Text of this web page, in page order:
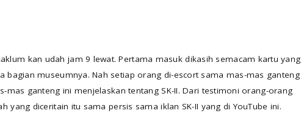
kan udah jam 9 lewat. Pertama masuk dikasih semacam kartu yang
bagian museumnya. Nah setiap orang di-escort sama mas-mas ganteng
mas ganteng ini menjelaskan tentang SK-II. Dari testimoni orang-orang
yang diceritain itu sama persis sama iklan SK-II yang di YouTube ini.